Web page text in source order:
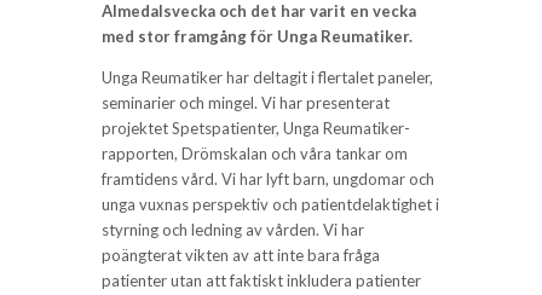
Almedalsvecka och det har varit en vecka
med stor framgång för Unga Reumatiker.
Unga Reumatiker har deltagit i flertalet paneler,
seminarier och mingel. Vi har presenterat
projektet Spetspatienter, Unga Reumatiker-
rapporten, Drömskalan och våra tankar om
framtidens vård. Vi har lyft barn, ungdomar och
unga vuxnas perspektiv och patientdelaktighet i
styrning och ledning av vården. Vi har
poängterat vikten av att inte bara fråga
patienter utan att faktiskt inkludera patienter